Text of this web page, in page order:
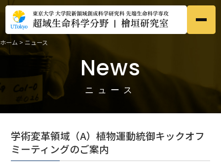
ホーム
研究内容
メンバー
●研究業績
ホーム > ニュース
News
ニュース
学術変革領域（A）植物運動統御キックオフ
ミーティングのご案内